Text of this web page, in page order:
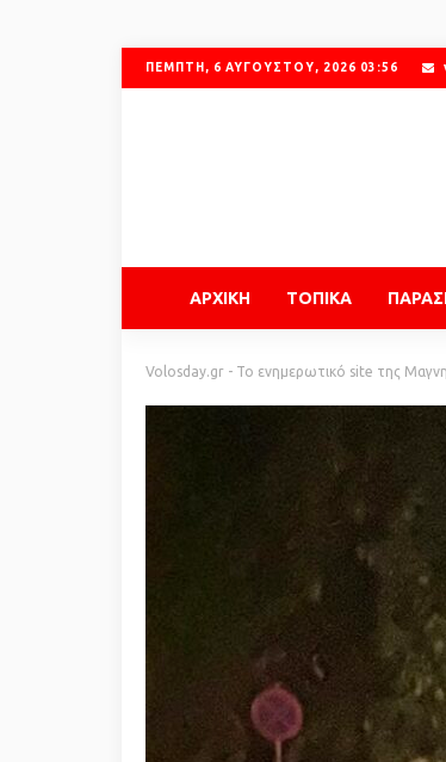
ΠΈΜΠΤΗ, 6 ΑΥΓΟΎΣΤΟΥ, 2026 03:56
ΑΡΧΙΚΗ ΤΟΠΙΚΑ
Volosday.gr - Το ενημερωτικό site της